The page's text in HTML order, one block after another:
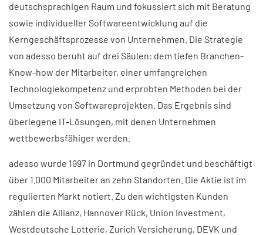
deutschsprachigen Raum und fokussiert sich mit Beratung
sowie individueller Softwareentwicklung auf die
Kerngeschäftsprozesse von Unternehmen. Die Strategie
von adesso beruht auf drei Säulen: dem tiefen Branchen-
Know-how der Mitarbeiter, einer umfangreichen
Technologiekompetenz und erprobten Methoden bei der
Umsetzung von Softwareprojekten. Das Ergebnis sind
überlegene IT-Lösungen, mit denen Unternehmen
wettbewerbsfähiger werden.
adesso wurde 1997 in Dortmund gegründet und beschäftigt
über 1.000 Mitarbeiter an zehn Standorten. Die Aktie ist im
regulierten Markt notiert. Zu den wichtigsten Kunden
zählen die Allianz, Hannover Rück, Union Investment,
Westdeutsche Lotterie, Zurich Versicherung, DEVK und